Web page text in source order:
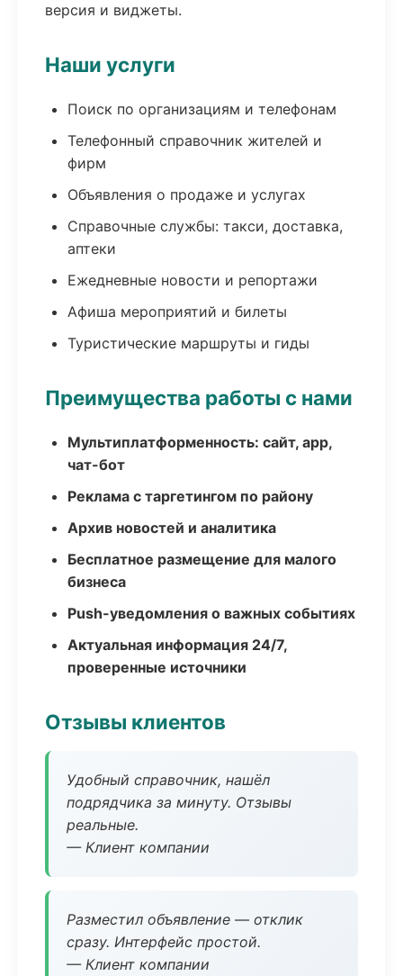
версия и виджеты.
Наши услуги
Поиск по организациям и телефонам
Телефонный справочник жителей и
фирм
Объявления о продаже и услугах
Справочные службы: такси, доставка,
аптеки
Ежедневные новости и репортажи
Афиша мероприятий и билеты
Туристические маршруты и гиды
Преимущества работы с нами
Мультиплатформенность: сайт, app,
чат-бот
Реклама с таргетингом по району
Архив новостей и аналитика
Бесплатное размещение для малого
бизнеса
Push-уведомления о важных событиях
Актуальная информация 24/7,
проверенные источники
Отзывы клиентов
Удобный справочник, нашёл
подрядчика за минуту. Отзывы
реальные.
— Клиент компании
Разместил объявление — отклик
сразу. Интерфейс простой.
— Клиент компании